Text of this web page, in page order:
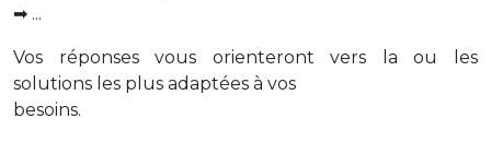
➡ ...
Vos réponses vous orienteront vers la ou les
solutions les plus adaptées à vos
besoins.